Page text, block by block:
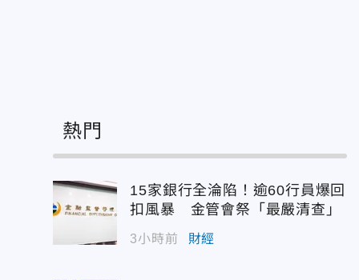
熱門
15家銀行全淪陷！逾60行員爆回
扣風暴 金管會祭「最嚴清查」
3小時前 財經